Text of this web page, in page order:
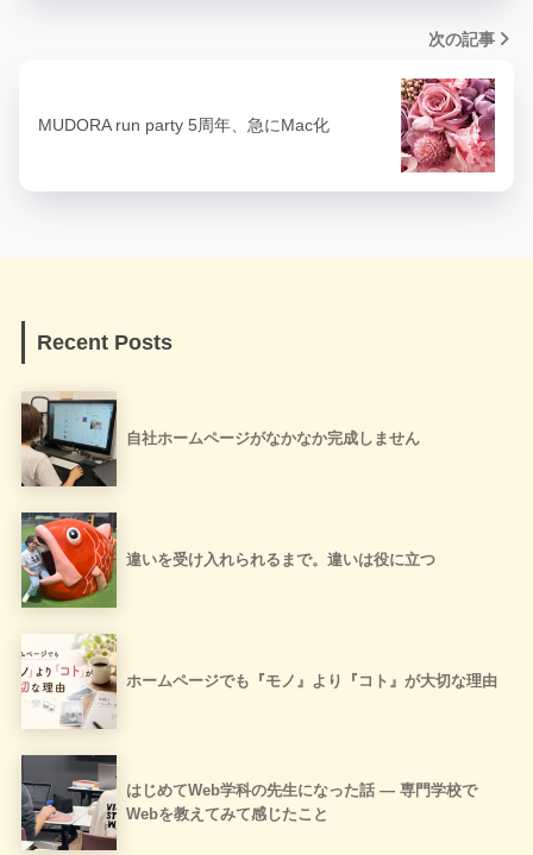
次の記事
MUDORA run party 5周年、急にMac化
Recent Posts
自社ホームページがなかなか完成しません
違いを受け入れられるまで。違いは役に立つ
ホームページでも『モノ』より『コト』が大切な理由
はじめてWeb学科の先生になった話 ― 専門学校で
Webを教えてみて感じたこと